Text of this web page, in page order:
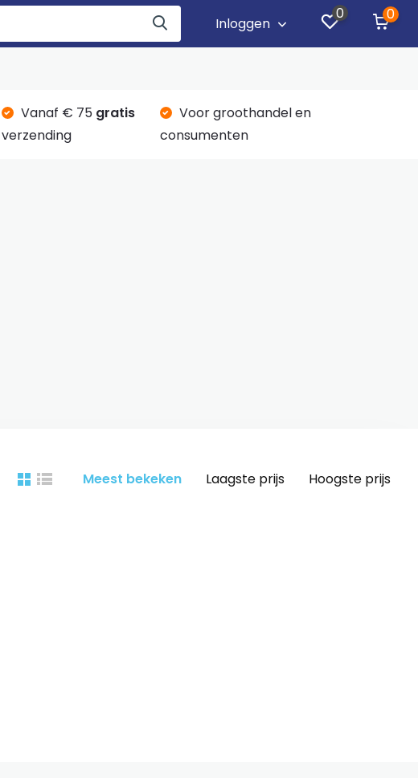
Inloggen
0 0
Vanaf € 75 gratis
verzending
Voor groothandel en
consumenten
Meest bekeken Laagste prijs Hoogste prijs